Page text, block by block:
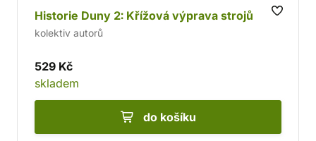
Historie Duny 2: Křížová výprava strojů
kolektiv autorů
529 Kč
skladem
do košíku